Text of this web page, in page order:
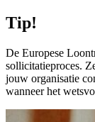
Tip!
De Europese
sollicitatieproces.
jouw organisatie
wanneer het